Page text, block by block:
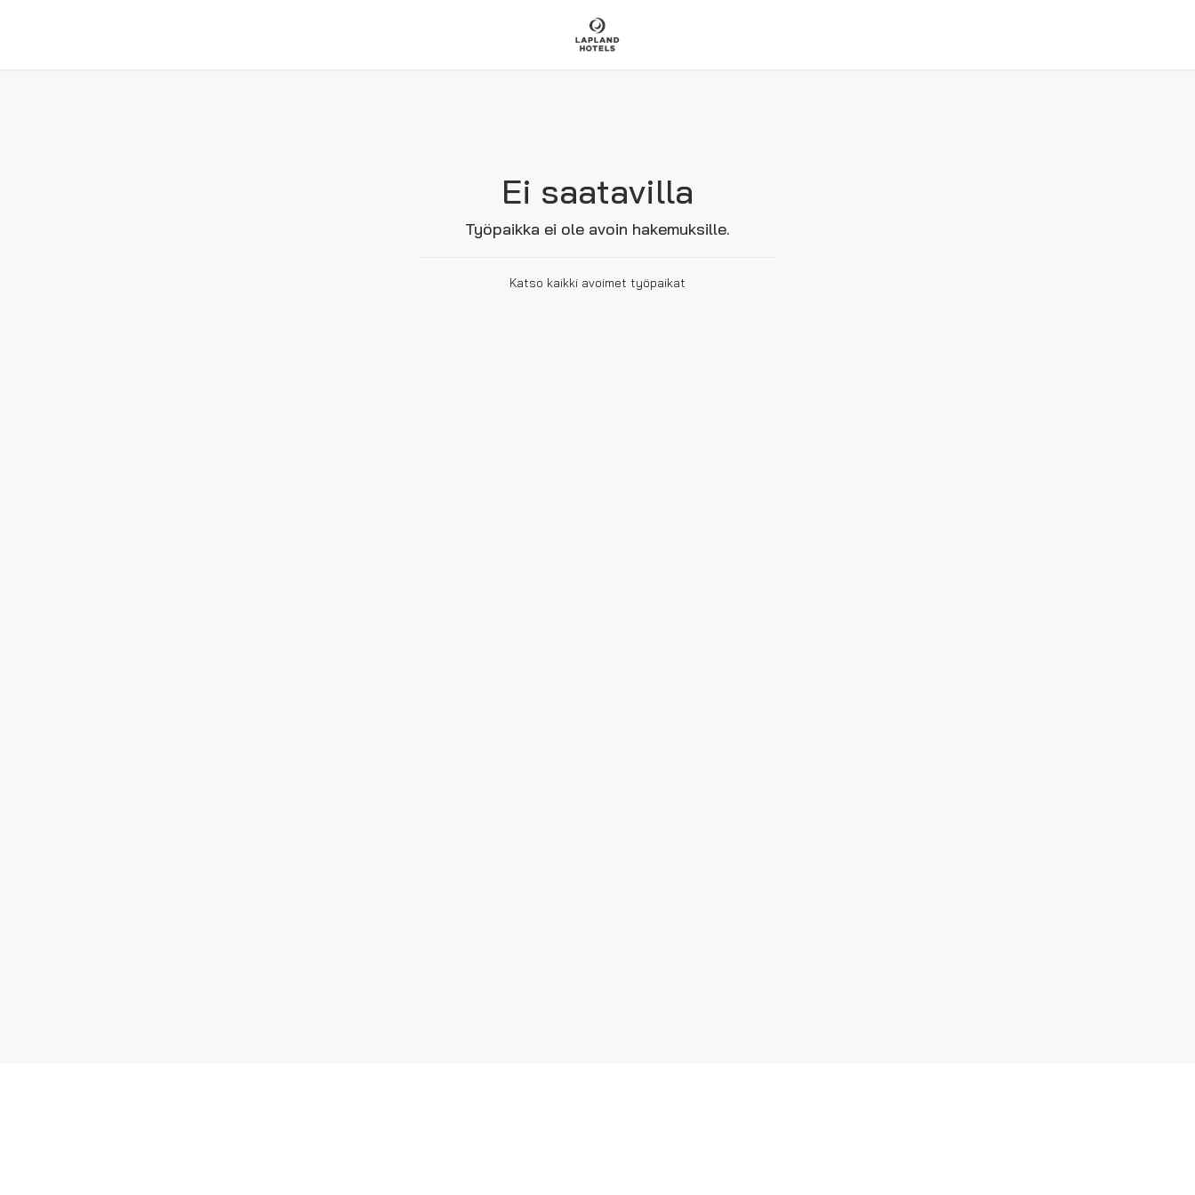
Ei saatavilla
Työpaikka ei ole avoin hakemuksille.
Katso kaikki avoimet työpaikat